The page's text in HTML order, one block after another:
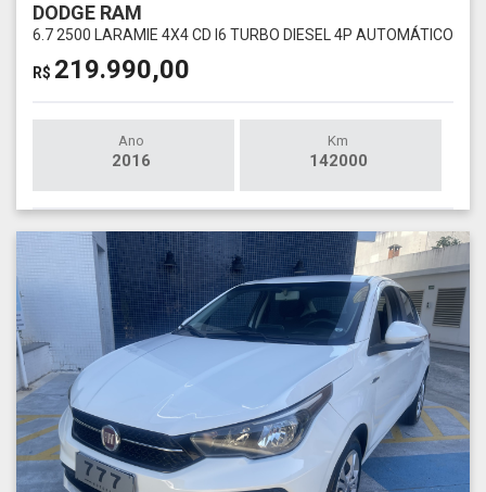
DODGE RAM
6.7 2500 LARAMIE 4X4 CD I6 TURBO DIESEL 4P AUTOMÁTICO
R$ 219.990,00
Ano
2016
Km
142000